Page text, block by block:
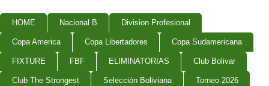
HOME Nacional B Division Profesional
Copa America Copa Libertadores Copa Sudamericana
FIXTURE FBF ELIMINATORIAS Club Bolivar
Club The Strongest Selección Boliviana Torneo 2026